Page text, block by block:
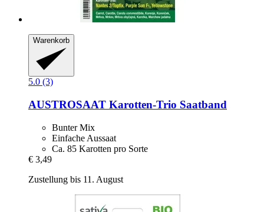
Warenkorb
5.0 (3)
AUSTROSAAT Karotten-​Trio Saatband
Bunter Mix
Einfache Aussaat
Ca. 85 Karotten pro Sorte
€ 3,49
Zustellung bis 11. August